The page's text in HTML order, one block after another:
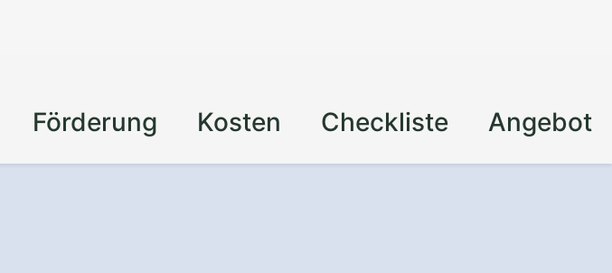
Förderung Kosten Checkliste Angebot